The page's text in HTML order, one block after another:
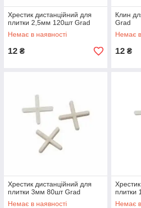
Хрестик дистанційний для
плитки 2,5мм 120шт Grad
Немає в наявності
12 ₴
Клин
Grad
Немає
12 ₴
Хрестик дистанційний для
плитки 3мм 80шт Grad
Немає в наявності
плитки
Немає